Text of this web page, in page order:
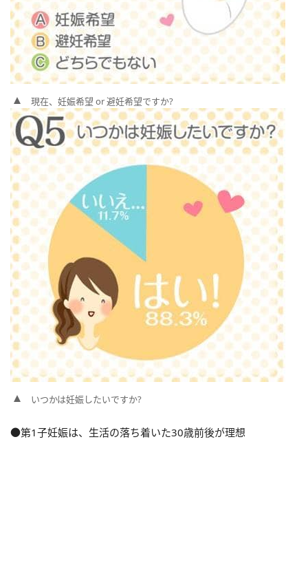
現在、妊娠希望 or 避妊希望ですか?
いつかは妊娠したいですか?
●第1子妊娠は、生活の落ち着いた30歳前後が理想